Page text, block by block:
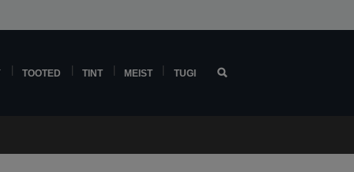
TOOTED TINT MEIST TUGI